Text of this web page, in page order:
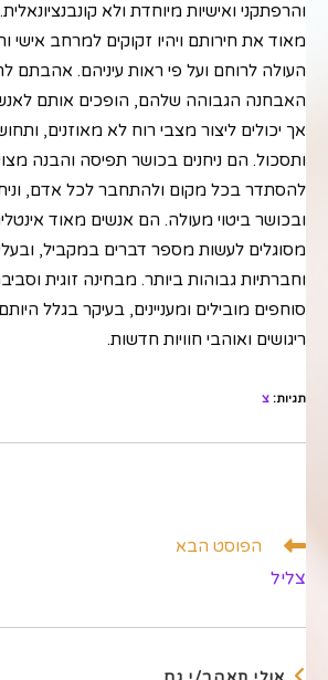
והרפתקני ואישיות מיוחדת ולא
מאוד את חירותם ויהיו זקוקים למרחב אישי
העולה לרוחם ועל פי ראות עיניהם. אהבתם
האבחנה הגבוהה שלהם, הופכים אותם
אך יכולים ליצור מצבי רוח לא מאוזנים,
ותסכול. הם ניחנים בכושר תפיסה והבנה
להסתדר בכל מקום ולהתחבר לכל אדם,
ובכושר ביטוי מעולה. הם אנשים מאוד
מסוגלים לעשות מספר דברים במקביל, ובעלי
וחברתיות גבוהות ביותר. מבחינה זוגית
סוחפים מובילים ומעניינים, בעיקר בגלל
ריגושים ואוהבי חוויות חדשות.
תגיות: צ
הפוסט הבא
צליל